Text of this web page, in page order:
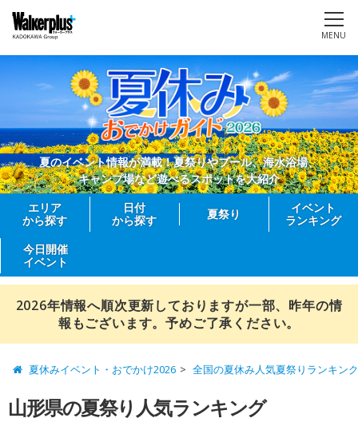
MENU
夏のイベント情報が満載！夏祭りやプール、海水浴場、
キャンプ場など遊べるスポットを大紹介
エリア
から探す
日付
から探す
夏祭り
イベント
ランキング
今日開催
イベント
2026年情報へ順次更新しておりますが一部、昨年の情
報もございます。予めご了承ください。
夏休みイベント・おでかけ2026 全国の夏休み人気夏祭りランキング
山形県の夏祭り人気ランキング